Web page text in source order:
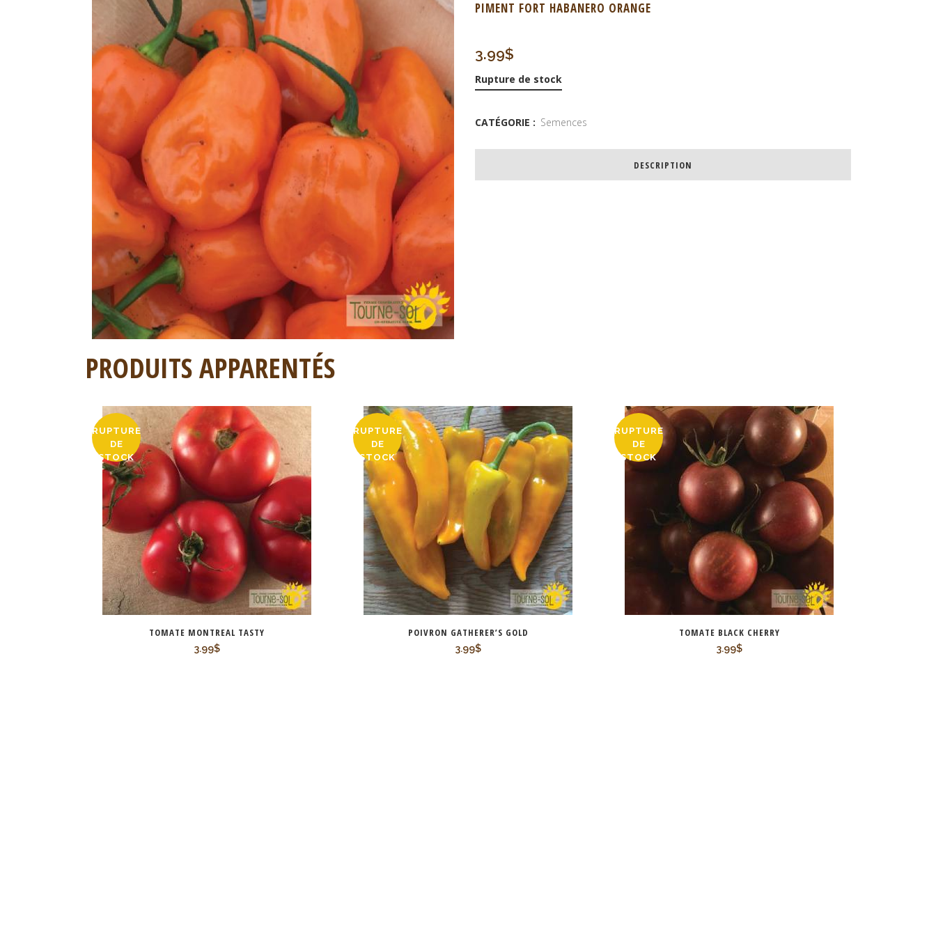
PIMENT FORT HABANERO ORANGE
3.99$
Rupture de stock
CATÉGORIE : Semences
DESCRIPTION
PRODUITS APPARENTÉS
RUPTURE
DE
STOCK
TOMATE MONTREAL TASTY
3.99$
RUPTURE
DE
STOCK
POIVRON GATHERER’S GOLD
3.99$
RUPTURE
DE
STOCK
TOMATE BLACK CHERRY
3.99$